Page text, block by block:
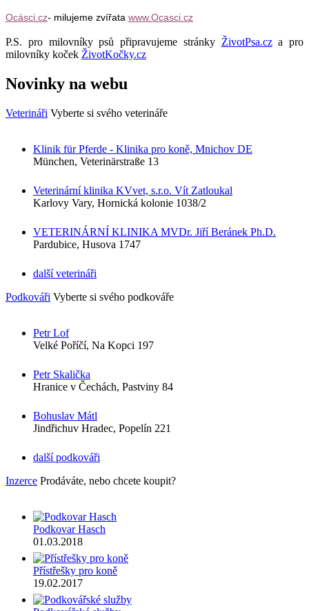
Ocásci.cz- milujeme zvířata www.Ocasci.cz
P.S. pro milovníky psů připravujeme stránky ŽivotPsa.cza pro
milovníky koček ŽivotKočky.cz
Novinky na webu
Veterináři Vyberte si svého veterináře
Klinik für Pferde - Klinika pro koně, Mnichov DE
München, Veterinärstraße 13
Veterinární klinika KVvet, s.r.o. Vít Zatloukal
Karlovy Vary, Hornická kolonie 1038/2
VETERINÁRNÍ KLINIKA MVDr. Jiří Beránek Ph.D.
Pardubice, Husova 1747
další veterináři
Podkováři Vyberte si svého podkováře
Petr Lof
Velké Poříčí, Na Kopci 197
Petr Skalička
Hranice v Čechách, Pastviny 84
Bohuslav Mátl
Jindřichuv Hradec, Popelín 221
další podkováři
Inzerce Prodáváte, nebo chcete koupit?
Podkovar Hasch
01.03.2018
Přístřešky pro koně
19.02.2017